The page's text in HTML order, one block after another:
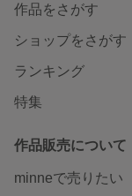
作品をさがす
ショップをさがす
ランキング
特集
作品販売について
minneで売りたい